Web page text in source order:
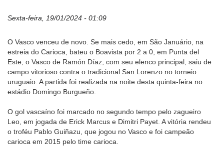
Sexta-feira, 19/01/2024 - 01:09
O Vasco venceu de novo. Se mais cedo, em São Januário, na
estreia do Carioca, bateu o Boavista por 2 a 0, em Punta del
Este, o Vasco de Ramón Díaz, com seu elenco principal, saiu de
campo vitorioso contra o tradicional San Lorenzo no torneio
uruguaio. A partida foi realizada na noite desta quinta-feira no
estádio Domingo Burgueño.
O gol vascaíno foi marcado no segundo tempo pelo zagueiro
Leo, em jogada de Erick Marcus e Dimitri Payet. A vitória rendeu
o troféu Pablo Guiñazu, que jogou no Vasco e foi campeão
carioca em 2015 pelo time carioca.